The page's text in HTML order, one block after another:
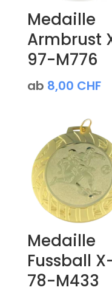
Medaille
Armbrust
97-M776
ab 8,00 CHF
Medaille
Fussball
78-M433